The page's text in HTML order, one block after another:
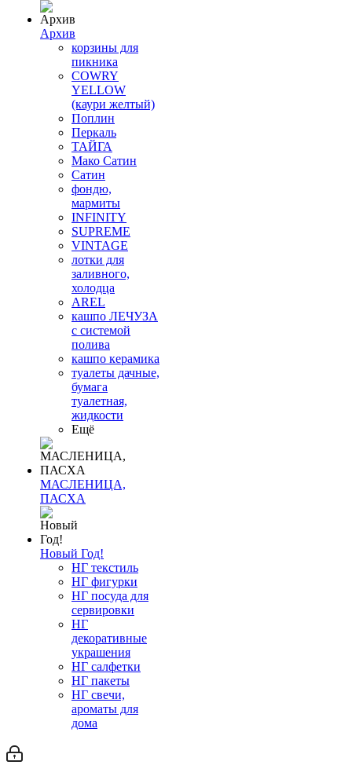
Архив
корзины для
пикника
COWRY
YELLOW
(каури желтый)
Поплин
Перкаль
ТАЙГА
Мако Сатин
Сатин
фондю,
мармиты
INFINITY
SUPREME
VINTAGE
лотки для
заливного,
холодца
AREL
кашпо ЛЕЧУЗА
с системой
полива
кашпо керамика
туалеты дачные,
бумага
туалетная,
жидкости
Ещё
МАСЛЕНИЦА,
ПАСХА
Новый Год!
НГ текстиль
НГ фигурки
НГ посуда для
сервировки
НГ
декоративные
украшения
НГ салфетки
НГ пакеты
НГ свечи,
ароматы для
дома